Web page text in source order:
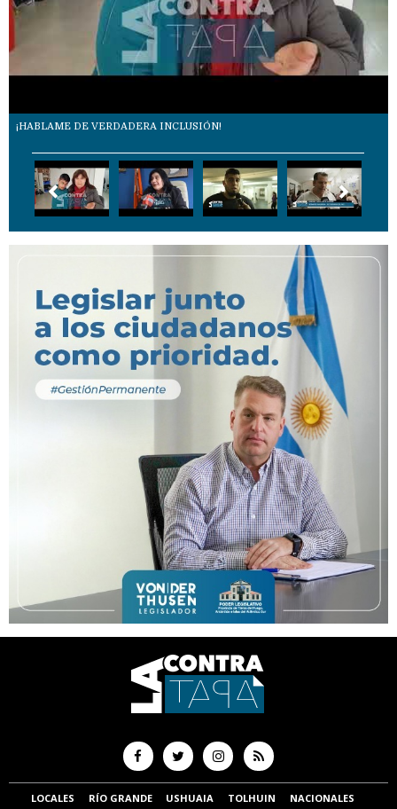
¡HABLAME DE VERDADERA INCLUSIÓN!
LOCALES RÍO GRANDE USHUAIA TOLHUIN NACIONALES